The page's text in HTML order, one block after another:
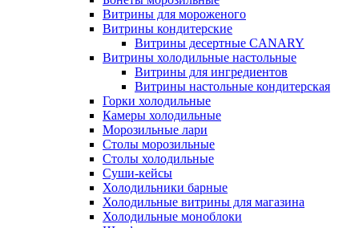
Витрины для мороженого
Витрины кондитерские
Витрины десертные CANARY
Витрины холодильные настольные
Витрины для ингредиентов
Витрины настольные кондитерская
Горки холодильные
Камеры холодильные
Морозильные лари
Столы морозильные
Столы холодильные
Суши-кейсы
Холодильники барные
Холодильные витрины для магазина
Холодильные моноблоки